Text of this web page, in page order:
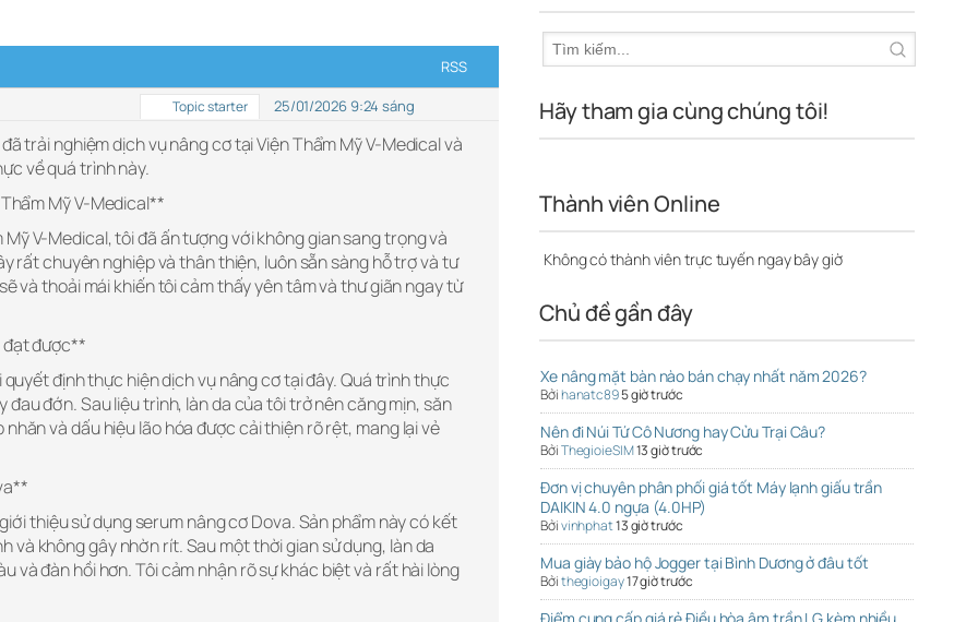
RSS
Topic starter 25/01/2026 9:24 sáng
trải nghiệm dịch vụ nâng cơ tại Viện Thẩm Mỹ V-Medical và
về quá trình này.
Mỹ V-Medical**
V-Medical, tôi đã ấn tượng với không gian sang trọng và
rất chuyên nghiệp và thân thiện, luôn sẵn sàng hỗ trợ và tư
và thoải mái khiến tôi cảm thấy yên tâm và thư giãn ngay từ
đạt được**
định thực hiện dịch vụ nâng cơ tại đây. Quá trình thực
đau đớn. Sau liệu trình, làn da của tôi trở nên căng mịn, săn
và dấu hiệu lão hóa được cải thiện rõ rệt, mang lại vẻ
thiệu sử dụng serum nâng cơ Dova. Sản phẩm này có kết
và không gây nhờn rít. Sau một thời gian sử dụng, làn da
và đàn hồi hơn. Tôi cảm nhận rõ sự khác biệt và rất hài lòng
Hãy tham gia cùng chúng tôi!
Thành viên Online
Không có thành viên trực tuyến ngay bây giờ
Chủ đề gần đây
Xe nâng mặt bàn nào bán chạy nhất năm 2026?
Bởihanatc895 giờ trước
Nên đi Núi Tứ Cô Nương hay Cửu Trại Câu?
BởiThegioieSIM13 giờ trước
Đơn vị chuyên phân phối giá tốt Máy lạnh giấu trần
DAIKIN 4.0 ngựa (4.0HP)
Bởivinhphat13 giờ trước
Mua giày bảo hộ Jogger tại Bình Dương ở đâu tốt
Bởithegioigay17 giờ trước